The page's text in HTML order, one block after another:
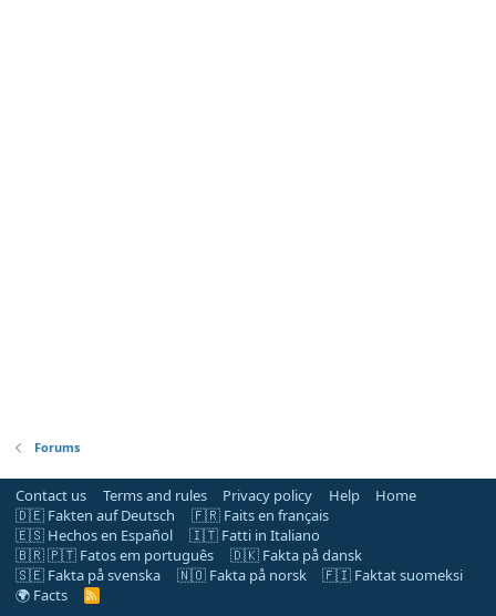
Forums
Contact us Terms and rules Privacy policy Help
Home
🇩🇪 Fakten auf Deutsch
🇫🇷 Faits en français
🇪🇸 Hechos en Español
🇮🇹 Fatti in Italiano
🇧🇷 🇵🇹 Fatos em português
🇩🇰 Fakta på dansk
🇸🇪 Fakta på svenska
🇳🇴 Fakta på norsk
🇫🇮 Faktat suomeksi
🌍 Facts
R